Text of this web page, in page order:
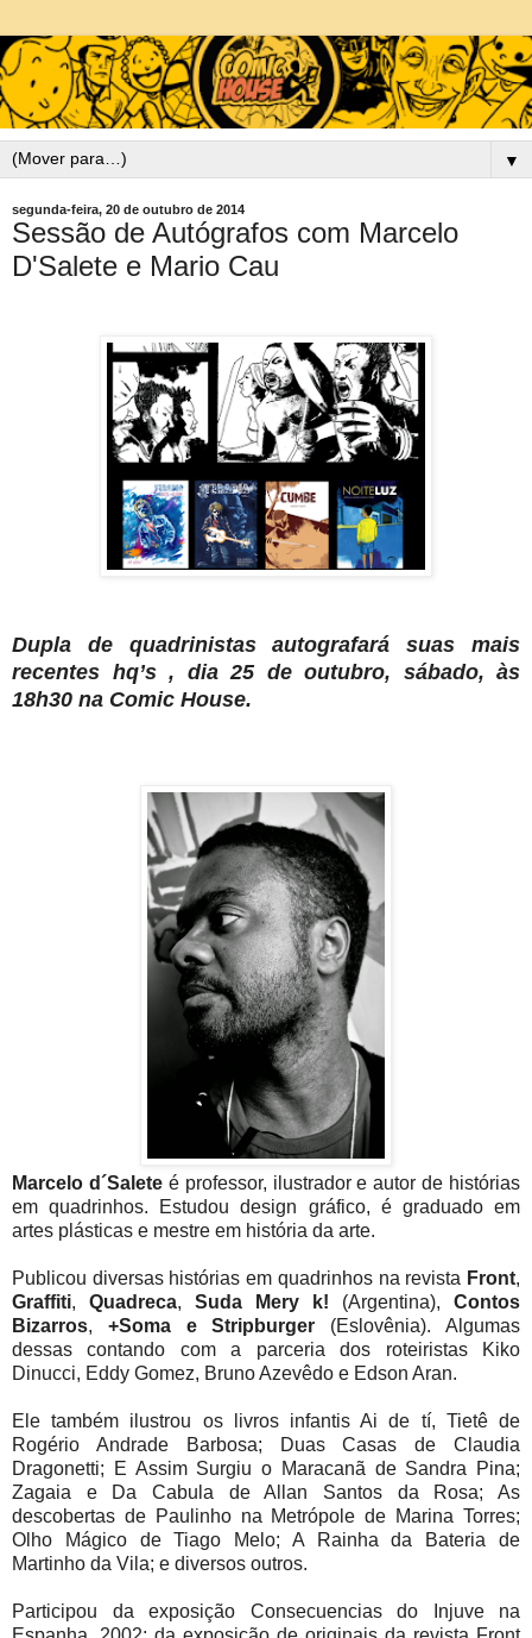
▼
segunda-feira, 20 de outubro de 2014
Sessão de Autógrafos com Marcelo
D'Salete e Mario Cau
Dupla de quadrinistas autografará suas mais
recentes hq’s , dia 25 de outubro, sábado, às
18h30 na Comic House.
Marcelo d´Saleteé professor, ilustrador e autor de histórias
em quadrinhos. Estudou design gráfico, é graduado em
artes plásticas e mestre em história da arte.
Publicou diversas histórias em quadrinhos na revista Front,
Graffiti, Quadreca, Suda Mery k! (Argentina), Contos
Bizarros, +Soma e Stripburger (Eslovênia). Algumas
dessas contando com a parceria dos roteiristas Kiko
Dinucci, Eddy Gomez, Bruno Azevêdo e Edson Aran.
Ele também ilustrou os livros infantis Ai de tí, Tietê de
Rogério Andrade Barbosa; Duas Casas de Claudia
Dragonetti; E Assim Surgiu o Maracanã de Sandra Pina;
Zagaia e Da Cabula de Allan Santos da Rosa; As
descobertas de Paulinho na Metrópole de Marina Torres;
Olho Mágico de Tiago Melo; A Rainha da Bateria de
Martinho da Vila; e diversos outros.
Participou da exposição Consecuencias do Injuve na